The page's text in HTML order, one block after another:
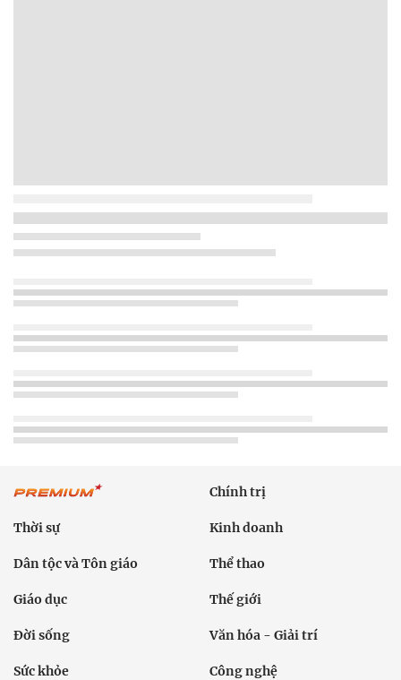
Chính trị
Thời sự Kinh doanh
Dân tộc và Tôn giáo Thể thao
Giáo dục Thế giới
Đời sống Văn hóa - Giải trí
Sức khỏe Công nghệ